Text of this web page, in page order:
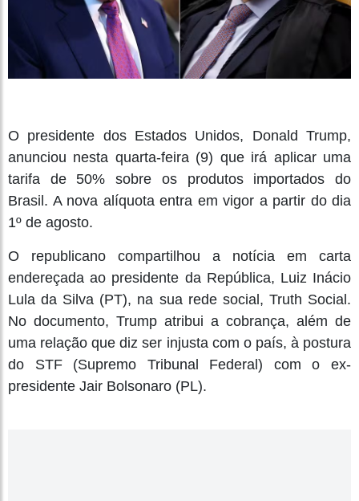
O presidente dos Estados Unidos, Donald Trump,
anunciou nesta quarta-feira (9) que irá aplicar uma
tarifa de 50% sobre os produtos importados do
Brasil. A nova alíquota entra em vigor a partir do dia
1º de agosto.
O republicano compartilhou a notícia em carta
endereçada ao presidente da República, Luiz Inácio
Lula da Silva (PT), na sua rede social, Truth Social.
No documento, Trump atribui a cobrança, além de
uma relação que diz ser injusta com o país, à postura
do STF (Supremo Tribunal Federal) com o ex-
presidente Jair Bolsonaro (PL).